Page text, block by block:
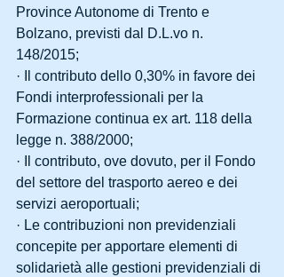
Province Autonome di Trento e
Bolzano, previsti dal D.L.vo n.
148/2015;
· Il contributo dello 0,30% in favore dei
Fondi interprofessionali per la
Formazione continua ex art. 118 della
legge n. 388/2000;
· Il contributo, ove dovuto, per il Fondo
del settore del trasporto aereo e dei
servizi aeroportuali;
· Le contribuzioni non previdenziali
concepite per apportare elementi di
solidarietà alle gestioni previdenziali di